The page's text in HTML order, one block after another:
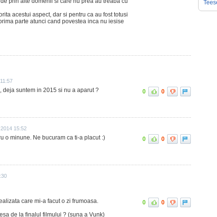
acestui aspect, dar si pentru ca au fost totusi
parte atunci cand povestea inca nu iesise
suntem in 2015 si nu a aparut ? 0 0
15:52
o minune. Ne bucuram ca ti-a placut :) 0 0
care mi-a facut o zi frumoasa.
de la finalul filmului ? (suna a Vunk)
0 0